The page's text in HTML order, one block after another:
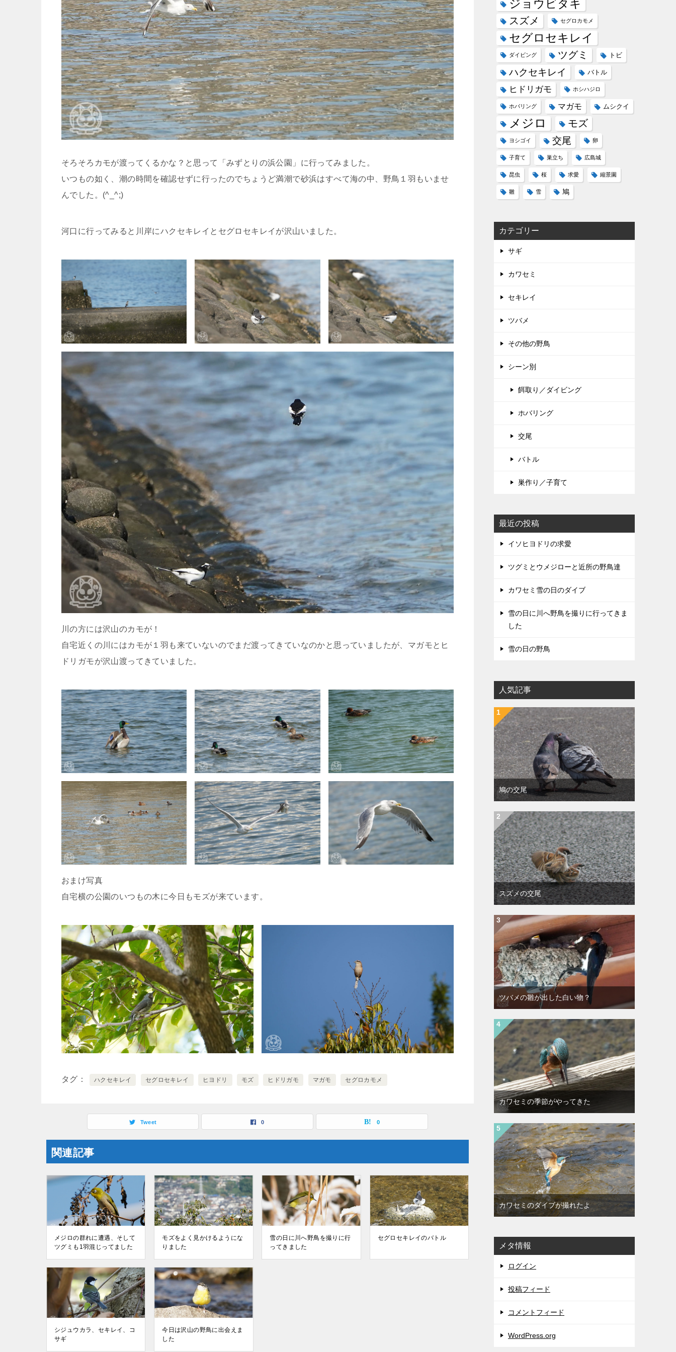
そろそろカモが渡ってくるかな？と思って「みずとりの浜公園」に行ってみました。
いつもの如く、潮の時間を確認せずに行ったのでちょうど満潮で砂浜はすべて海の中、野鳥１羽もいませ
んでした。(^_^;)
河口に行ってみると川岸にハクセキレイとセグロセキレイが沢山いました。
川の方には沢山のカモが！
自宅近くの川にはカモが１羽も来ていないのでまだ渡ってきていなのかと思っていましたが、マガモとヒ
ドリガモが沢山渡ってきていました。
おまけ写真
自宅横の公園のいつもの木に今日もモズが来ています。
タグ ハクセキレイ セグロセキレイ ヒヨドリ モズ ヒドリガモ マガモ セグロカモメ
Tweet 0 0
関連記事
メジロの群れに遭遇、そして
ツグミも1羽混じってました
モズをよく見かけるようにな
りました
雪の日に川へ野鳥を撮りに行
ってきました
セグロセキレイのバトル
シジュウカラ、セキレイ、コ
サギ
今日は沢山の野鳥に出会えま
した
ジョウビタキ
スズメ セグロカモメ
セグロセキレイ
ダイビング ツグミ トビ
ハクセキレイ バトル
ヒドリガモ ホシハジロ
ホバリング マガモ ムシクイ
メジロ モズ
ヨシゴイ 交尾 卵
子育て 巣立ち 広島城
昆虫 桜 求愛 縮景園
雛 雪 鳩
カテゴリー
サギ
カワセミ
セキレイ
ツバメ
その他の野鳥
シーン別
餌取り／ダイビング
ホバリング
交尾
バトル
巣作り／子育て
最近の投稿
イソヒヨドリの求愛
ツグミとウメジローと近所の野鳥達
カワセミ雪の日のダイブ
雪の日に川へ野鳥を撮りに行ってきま
した
雪の日の野鳥
人気記事
鳩の交尾
スズメの交尾
ツバメの雛が出した白い物？
カワセミの季節がやってきた
カワセミのダイブが撮れたよ
メタ情報
ログイン
投稿フィード
コメントフィード
WordPress.org